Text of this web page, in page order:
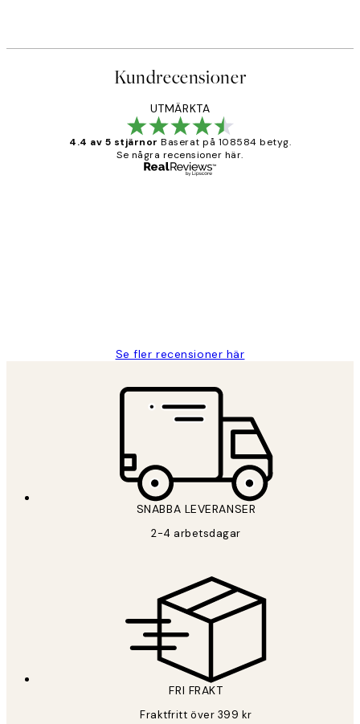
Kundrecensioner
UTMÄRKTA
4.4 av 5 stjärnor Baserat på 108584 betyg.
Se några recensioner här.
Se fler recensioner här
SNABBA LEVERANSER
2-4 arbetsdagar
FRI FRAKT
Fraktfritt över 399 kr